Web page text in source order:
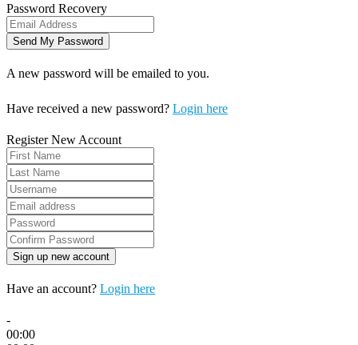
Password Recovery
A new password will be emailed to you.
Have received a new password? Login here
Register New Account
Have an account? Login here
-
00:00